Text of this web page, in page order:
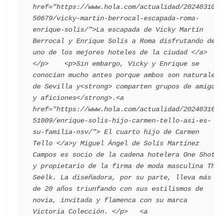
href="https://www.hola.com/actualidad/202403102
50679/vicky-martin-berrocal-escapada-roma-
enrique-solis/">La escapada de Vicky Martín
Berrocal y Enrique Solís a Roma disfrutando de
uno de los mejores hoteles de la ciudad </a>
</p>    <p>Sin embargo, Vicky y Enrique se
conocían mucho antes porque ambos son naturales
de Sevilla y<strong> comparten grupos de amigos
y aficiones</strong>.<a
href="https://www.hola.com/actualidad/202403162
51009/enrique-solis-hijo-carmen-tello-asi-es-
su-familia-nsv/"> El cuarto hijo de Carmen
Tello </a>y Miguel Ángel de Solís Martínez
Campos es socio de la cadena hotelera One Shot
y propietario de la firma de moda masculina The
Seëlk. La diseñadora, por su parte, lleva más
de 20 años triunfando con sus estilismos de
novia, invitada y flamenca con su marca
Victoria Colección. </p>   ​<a